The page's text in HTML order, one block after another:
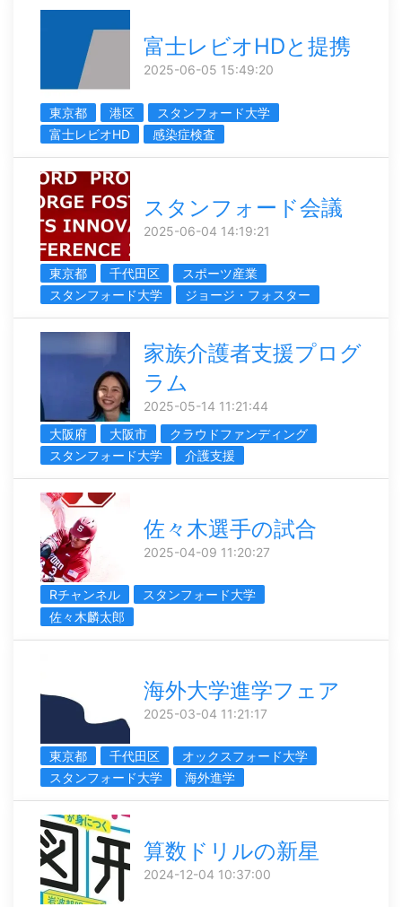
富士レビオHDと提携
2025-06-05 15:49:20
東京都 港区
スタンフォード大学
富士レビオHD
感染症検査
スタンフォード会議
2025-06-04 14:19:21
東京都 千代田区
スポーツ産業
スタンフォード大学
ジョージ・フォスター
家族介護者支援プログ
ラム
2025-05-14 11:21:44
大阪府
大阪市
クラウドファンディング
スタンフォード大学
介護支援
佐々木選手の試合
2025-04-09 11:20:27
Rチャンネル
スタンフォード大学
佐々木麟太郎
海外大学進学フェア
2025-03-04 11:21:17
東京都 千代田区
オックスフォード大学
スタンフォード大学
海外進学
算数ドリルの新星
2024-12-04 10:37:00